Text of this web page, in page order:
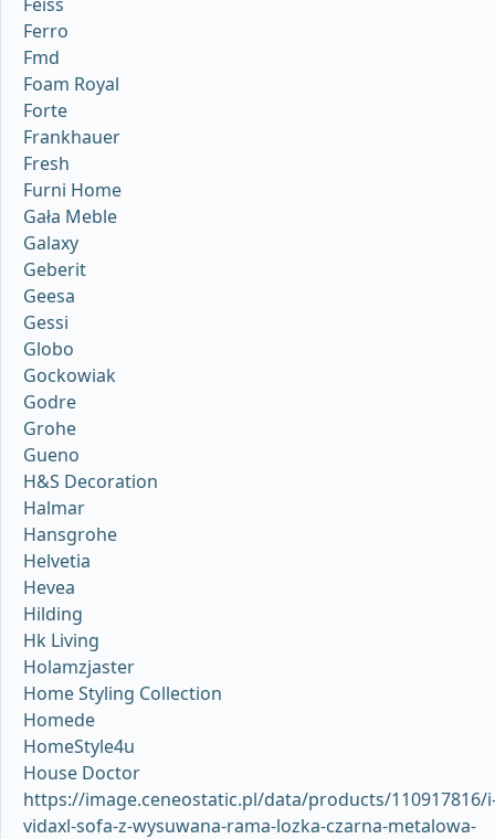
Ferro
Fmd
Foam Royal
Forte
Frankhauer
Fresh
Furni Home
Gała Meble
Galaxy
Geberit
Geesa
Gessi
Globo
Gockowiak
Godre
Grohe
Gueno
H&S Decoration
Halmar
Hansgrohe
Helvetia
Hevea
Hilding
Hk Living
Holamzjaster
Home Styling Collection
Homede
HomeStyle4u
House Doctor
https://image.ceneostatic.pl/data/products/110917816/
vidaxl-sofa-z-wysuwana-rama-lozka-czarna-metalowa-